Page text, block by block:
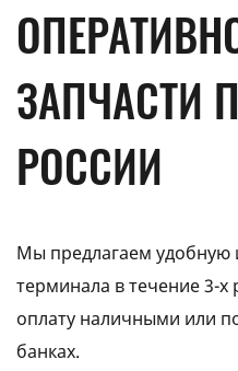
ЗАПЧАСТИ
РОССИИ
Мы предлагаем удобную
терминала в течение 3-х
оплату наличными или
банках.